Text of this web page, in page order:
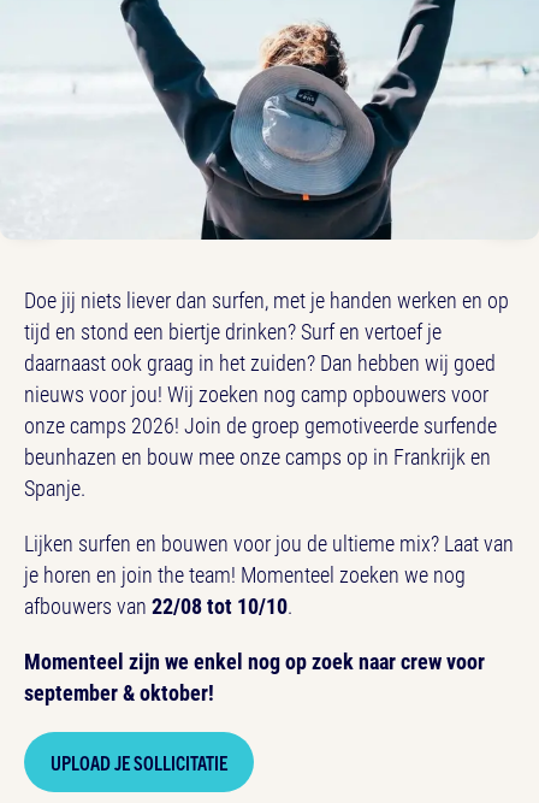
Doe jij niets liever dan surfen, met je handen werken en op
tijd en stond een biertje drinken? Surf en vertoef je
daarnaast ook graag in het zuiden? Dan hebben wij goed
nieuws voor jou! Wij zoeken nog camp opbouwers voor
onze camps 2026! Join de groep gemotiveerde surfende
beunhazen en bouw mee onze camps op in Frankrijk en
Spanje.
Lijken surfen en bouwen voor jou de ultieme mix? Laat van
je horen en join the team! Momenteel zoeken we nog
afbouwers van 22/08 tot 10/10.
Momenteel zijn we enkel nog op zoek naar crew voor
september & oktober!
UPLOAD JE SOLLICITATIE